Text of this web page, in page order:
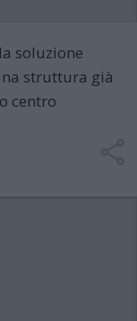
soluzione
struttura già
centro